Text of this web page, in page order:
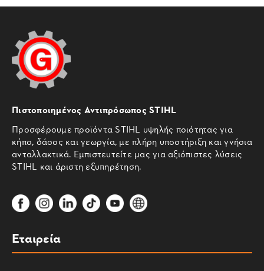
Πιστοποιημένος Αντιπρόσωπος STIHL
Προσφέρουμε προϊόντα STIHL υψηλής ποιότητας για
κήπο, δάσος και γεωργία, με πλήρη υποστήριξη και γνήσια
ανταλλακτικά. Εμπιστευτείτε μας για αξιόπιστες λύσεις
STIHL και άριστη εξυπηρέτηση.
Εταιρεία